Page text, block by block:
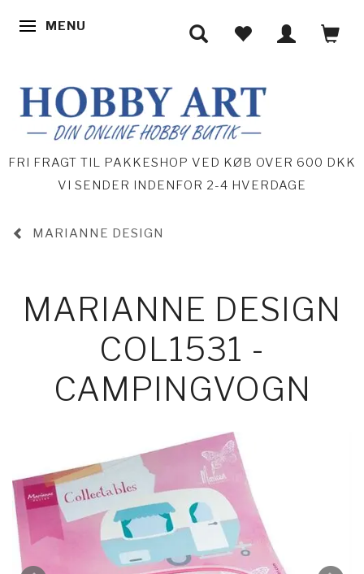
SKIFTE NAVIGATION
MENU
FRI FRAGT TIL PAKKESHOP VED KØB OVER 600 DKK
VI SENDER INDENFOR 2-4 HVERDAGE
MARIANNE DESIGN
MARIANNE DESIGN
COL1531 -
CAMPINGVOGN